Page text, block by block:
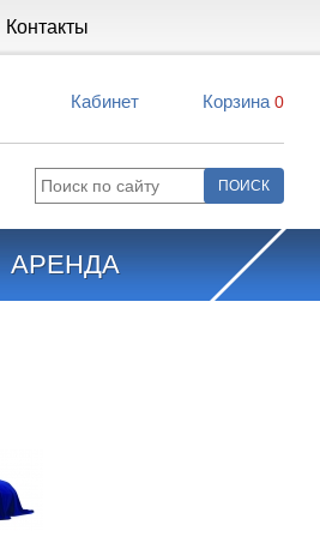
Контакты
Кабинет Корзина 0
АРЕНДА